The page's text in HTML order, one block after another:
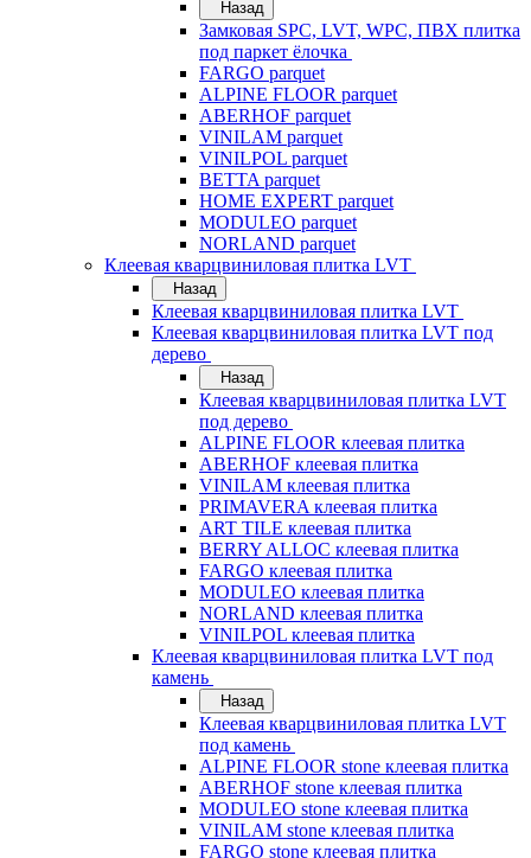
Назад
Замковая SPC, LVT, WPC, ПВХ плитка
под паркет ёлочка
FARGO parquet
ALPINE FLOOR parquet
ABERHOF parquet
VINILAM parquet
VINILPOL parquet
BETTA parquet
HOME EXPERT parquet
MODULEO parquet
NORLAND parquet
Клеевая кварцвиниловая плитка LVT
Назад
Клеевая кварцвиниловая плитка LVT
Клеевая кварцвиниловая плитка LVT под
дерево
Назад
Клеевая кварцвиниловая плитка LVT
под дерево
ALPINE FLOOR клеевая плитка
ABERHOF клеевая плитка
VINILAM клеевая плитка
PRIMAVERA клеевая плитка
ART TILE клеевая плитка
BERRY ALLOC клеевая плитка
FARGO клеевая плитка
MODULEO клеевая плитка
NORLAND клеевая плитка
VINILPOL клеевая плитка
Клеевая кварцвиниловая плитка LVT под
камень
Назад
Клеевая кварцвиниловая плитка LVT
под камень
ALPINE FLOOR stone клеевая плитка
ABERHOF stone клеевая плитка
MODULEO stone клеевая плитка
VINILAM stone клеевая плитка
FARGO stone клеевая плитка